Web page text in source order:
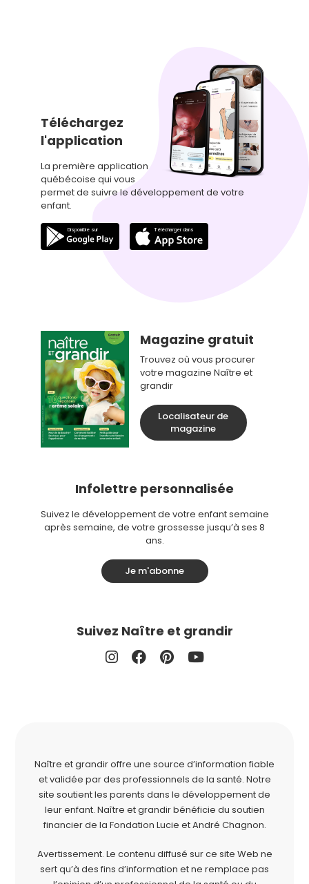
Téléchargez
l'application
La première application
québécoise qui vous
permet de suivre le développement de votre
enfant.
Magazine gratuit
Trouvez où vous procurer
votre magazine Naître et
grandir
Localisateur de
magazine
Infolettre personnalisée
Suivez le développement de votre enfant semaine
après semaine, de votre grossesse jusqu’à ses 8
ans.
Je m'abonne
Suivez Naître et grandir
Naître et grandir offre une source d’information fiable
et validée par des professionnels de la santé. Notre
site soutient les parents dans le développement de
leur enfant. Naître et grandir bénéficie du soutien
financier de la Fondation Lucie et André Chagnon.
Avertissement. Le contenu diffusé sur ce site Web ne
sert qu’à des fins d’information et ne remplace pas